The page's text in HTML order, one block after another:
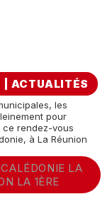
ACTUALITÉS
les
pour
rendez-vous
à La Réunion
LA
LA 1ÈRE